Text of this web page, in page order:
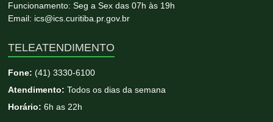
Funcionamento: Seg a Sex das 07h às 19h
Email: ics@ics.curitiba.pr.gov.br
TELEATENDIMENTO
Fone:(41) 3330-6100
Atendimento: Todos os dias da semana
Horário: 6h as 22h